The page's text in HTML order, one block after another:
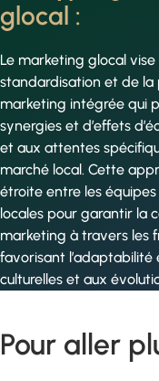
glocal :
Le marketing glocal
standardisation et de la
marketing intégrée qui
synergies et d’effets
et aux attentes
marché local. Cette
étroite entre les
locales pour garantir la
marketing à travers les
favorisant
culturelles et aux
Pour aller